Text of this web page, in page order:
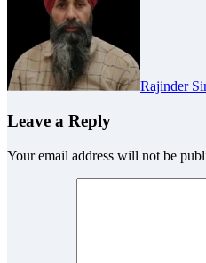
Rajinder
Leave a Reply
Your email address will not be